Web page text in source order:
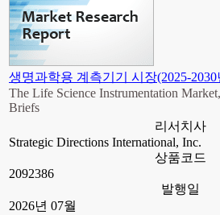
생명과학용 계측기기 시장(2025-
The Life Science Instrumentation
Briefs
리서치사
Strategic Directions International, Inc.
상품코드
2092386
발행일
2026년 07월